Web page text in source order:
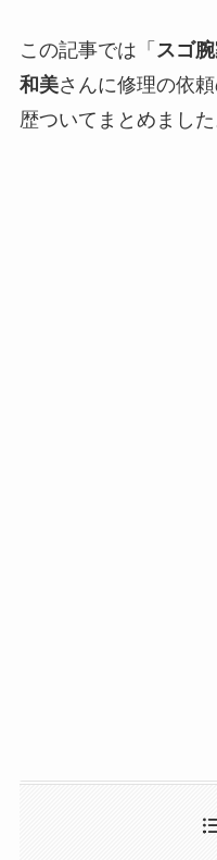
この記事では「 スゴ
和美さんに修理の依
歴ついてまとめました